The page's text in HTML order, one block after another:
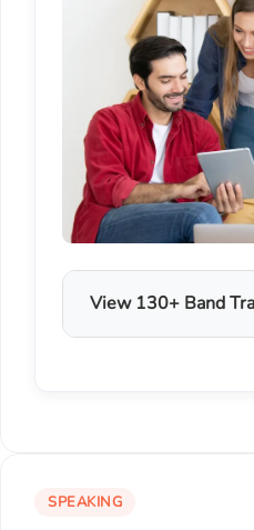
View 130+ Band
SPEAKING